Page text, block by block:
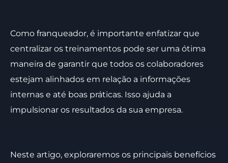
Como franqueador, é importante enfatizar que
centralizar os treinamentos pode ser uma ótima
maneira de garantir que todos os colaboradores
estejam alinhados em relação a informações
internas e até boas práticas. Isso ajuda a
impulsionar os resultados da sua empresa.
Neste artigo, exploraremos os principais benefícios